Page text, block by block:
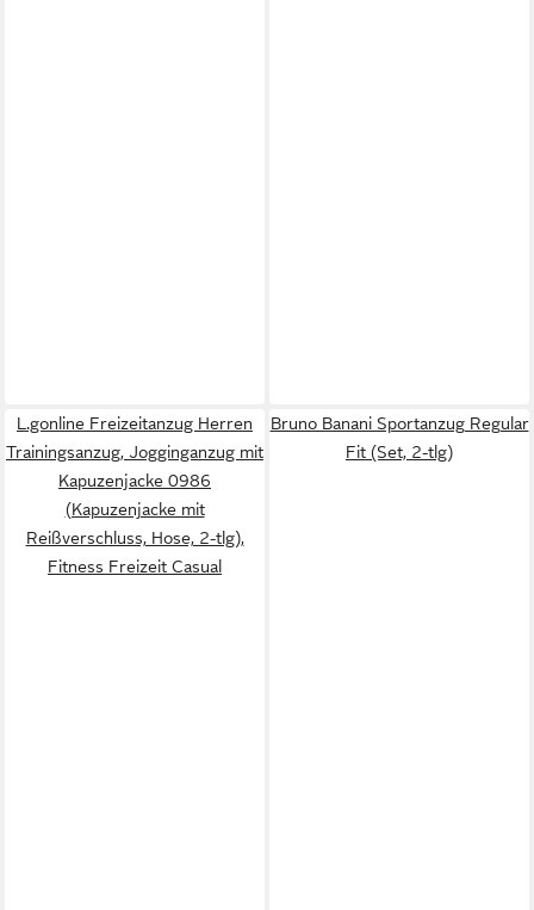
L.gonline Freizeitanzug Herren
Trainingsanzug, Jogginganzug mit
Kapuzenjacke 0986
(Kapuzenjacke mit
Reißverschluss, Hose, 2-tlg),
Fitness Freizeit Casual
Bruno Banani Sportanzug Regular
Fit (Set, 2-tlg)